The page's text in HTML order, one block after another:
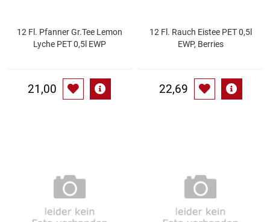
Spirituosen
Tischkultur
12 Fl. Pfanner Gr.Tee Lemon
Lyche PET 0,5l EWP
21,00
12 Fl. Rauch Eistee PET 0,5l
EWP, Berries
22,69